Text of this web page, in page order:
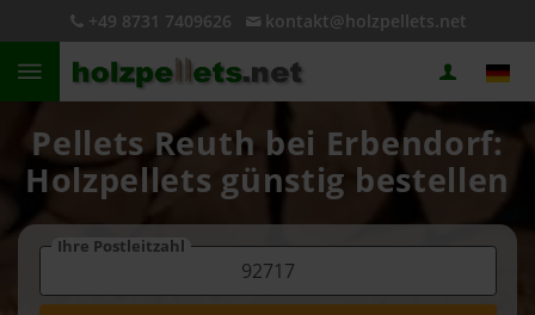
+49 8731 7409626 kontakt@holzpellets.net
Pellets Reuth bei Erbendorf:
Holzpellets günstig bestellen
Ihre Postleitzahl